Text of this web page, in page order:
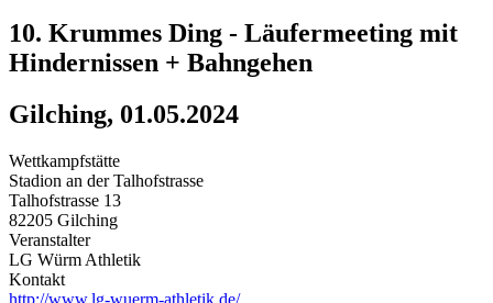
10. Krummes Ding - Läufermeeting mit
Hindernissen + Bahngehen
Gilching, 01.05.2024
Wettkampfstätte
Stadion an der Talhofstrasse
Talhofstrasse 13
82205 Gilching
Veranstalter
LG Würm Athletik
Kontakt
http://www.lg-wuerm-athletik.de/